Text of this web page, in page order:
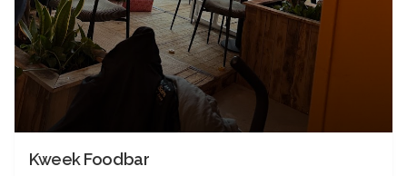
Kweek Foodbar